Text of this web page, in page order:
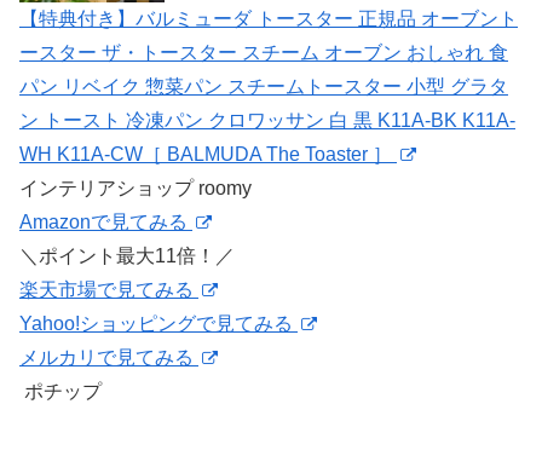
【特典付き】バルミューダ トースター 正規品 オーブント
ースター ザ・トースター スチーム オーブン おしゃれ 食
パン リベイク 惣菜パン スチームトースター 小型 グラタ
ン トースト 冷凍パン クロワッサン 白 黒 K11A-BK K11A-
WH K11A-CW［ BALMUDA The Toaster ］
インテリアショップ roomy
Amazonで見てみる
＼ポイント最大11倍！／
楽天市場で見てみる
Yahoo!ショッピングで見てみる
メルカリで見てみる
ポチップ